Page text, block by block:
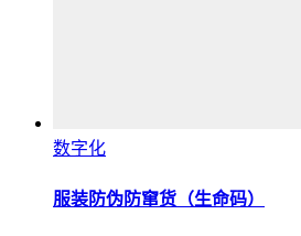
数字化
服装防伪防窜货（生命码）